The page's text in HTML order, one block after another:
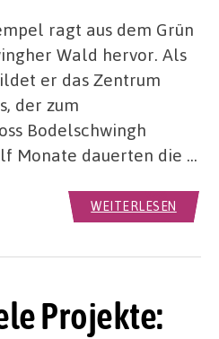
ragt aus dem Grün
Wald hervor. Als
er das Zentrum
der zum
Bodelschwingh
Monate dauerten die …
WEITERLESEN
Projekte: